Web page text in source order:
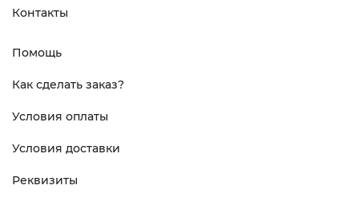
Контакты
Помощь
Как сделать заказ?
Условия оплаты
Условия доставки
Реквизиты